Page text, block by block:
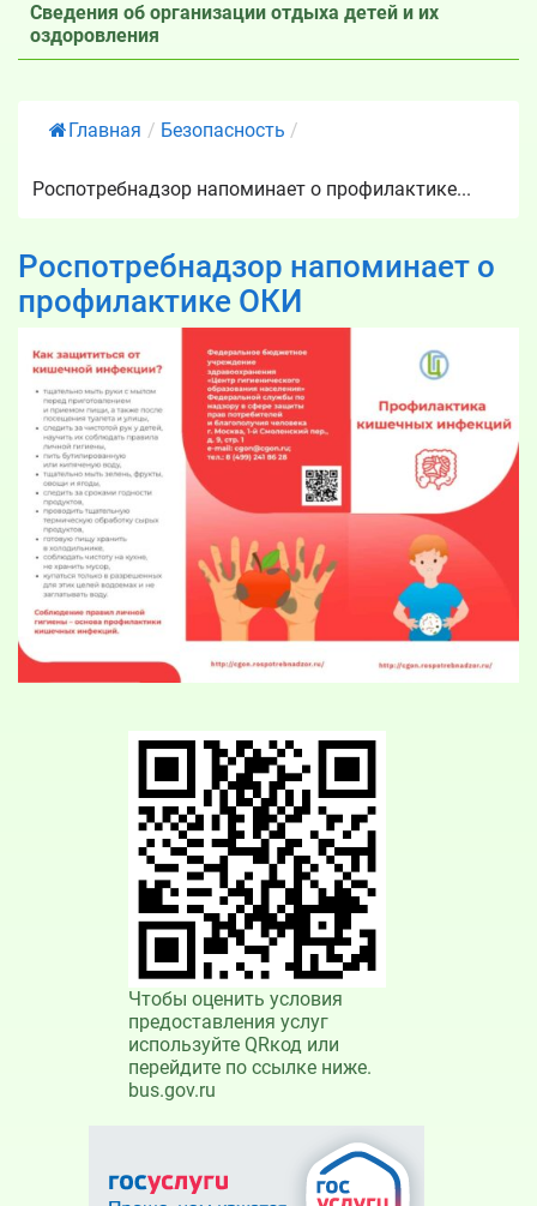
Сведения об организации отдыха детей и их
оздоровления
Главная / Безопасность /
Роспотребнадзор напоминает о профилактике...
Роспотребнадзор напоминает о
профилактике ОКИ
Чтобы оценить условия
предоставления услуг
используйте QRкод или
перейдите по ссылке ниже.
bus.gov.ru